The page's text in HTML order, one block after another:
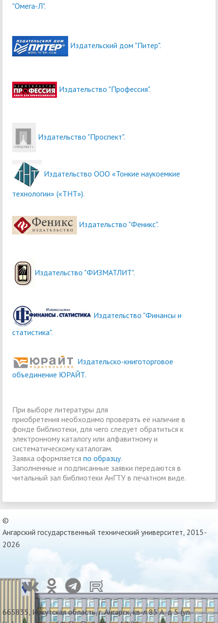
"Омега-Л".
Издательский дом "Питер".
Издательство "Профессия".
Издательство "Проспект".
Издательство ООО «Тонкие наукоемкие
технологии» («ТНТ»).
Издательство "Феникс".
Издательство "ФИЗМАТЛИТ".
Издательство "Финансы и
статистика".
Издательско-книготорговое
объединение ЮРАЙТ.
При выборе литературы для
приобретения необходимо проверять её наличие в
фонде библиотеки, для чего следует обратиться к
электронному каталогу или алфавитному и
систематическому каталогам.
Заявка оформляется по образцу.
Заполненные и подписанные заявки передаются в
читальный зал библиотеки АнГТУ в печатном виде.
©
Ангарский государственный технический университет, 2015-
2026
665835, Иркутская область, г. Ангарск, кв-л 85 А, д 5 (ул.